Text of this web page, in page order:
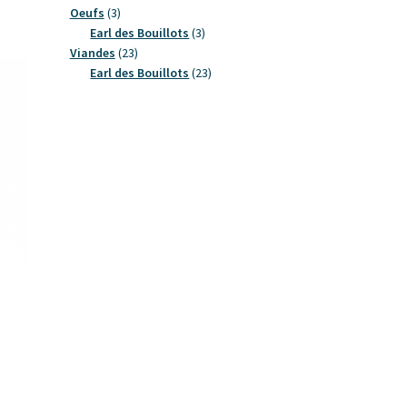
Oeufs 33
produits
Earl des Bouillots 33
Viandes 2323
produits
Earl des Bouillots 2323